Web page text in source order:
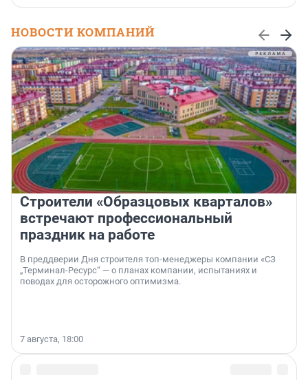
НОВОСТИ КОМПАНИЙ
Строители «Образцовых кварталов»
встречают профессиональный
праздник на работе
В преддверии Дня строителя топ-менеджеры компании «СЗ
„Терминал-Ресурс“ — о планах компании, испытаниях и
поводах для осторожного оптимизма.
7 августа, 18:00